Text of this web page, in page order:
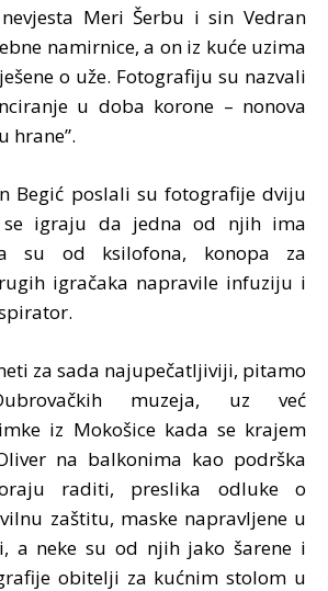
Meri Šerbu i sin Vedran
namirnice, a on iz kuće uzima
o uže. Fotografiju su nazvali
u doba korone – nonova
hrane”.
Begić poslali su fotografije dviju
se igraju da jedna od njih ima
su od ksilofona, konopa za
igračaka napravile infuziju i
za sada najupečatljiviji, pitamo
muzeja, uz već
iz Mokošice kada se krajem
na balkonima kao podrška
raditi, preslika odluke o
zaštitu, maske napravljene u
a neke su od njih jako šarene i
obitelji za kućnim stolom u